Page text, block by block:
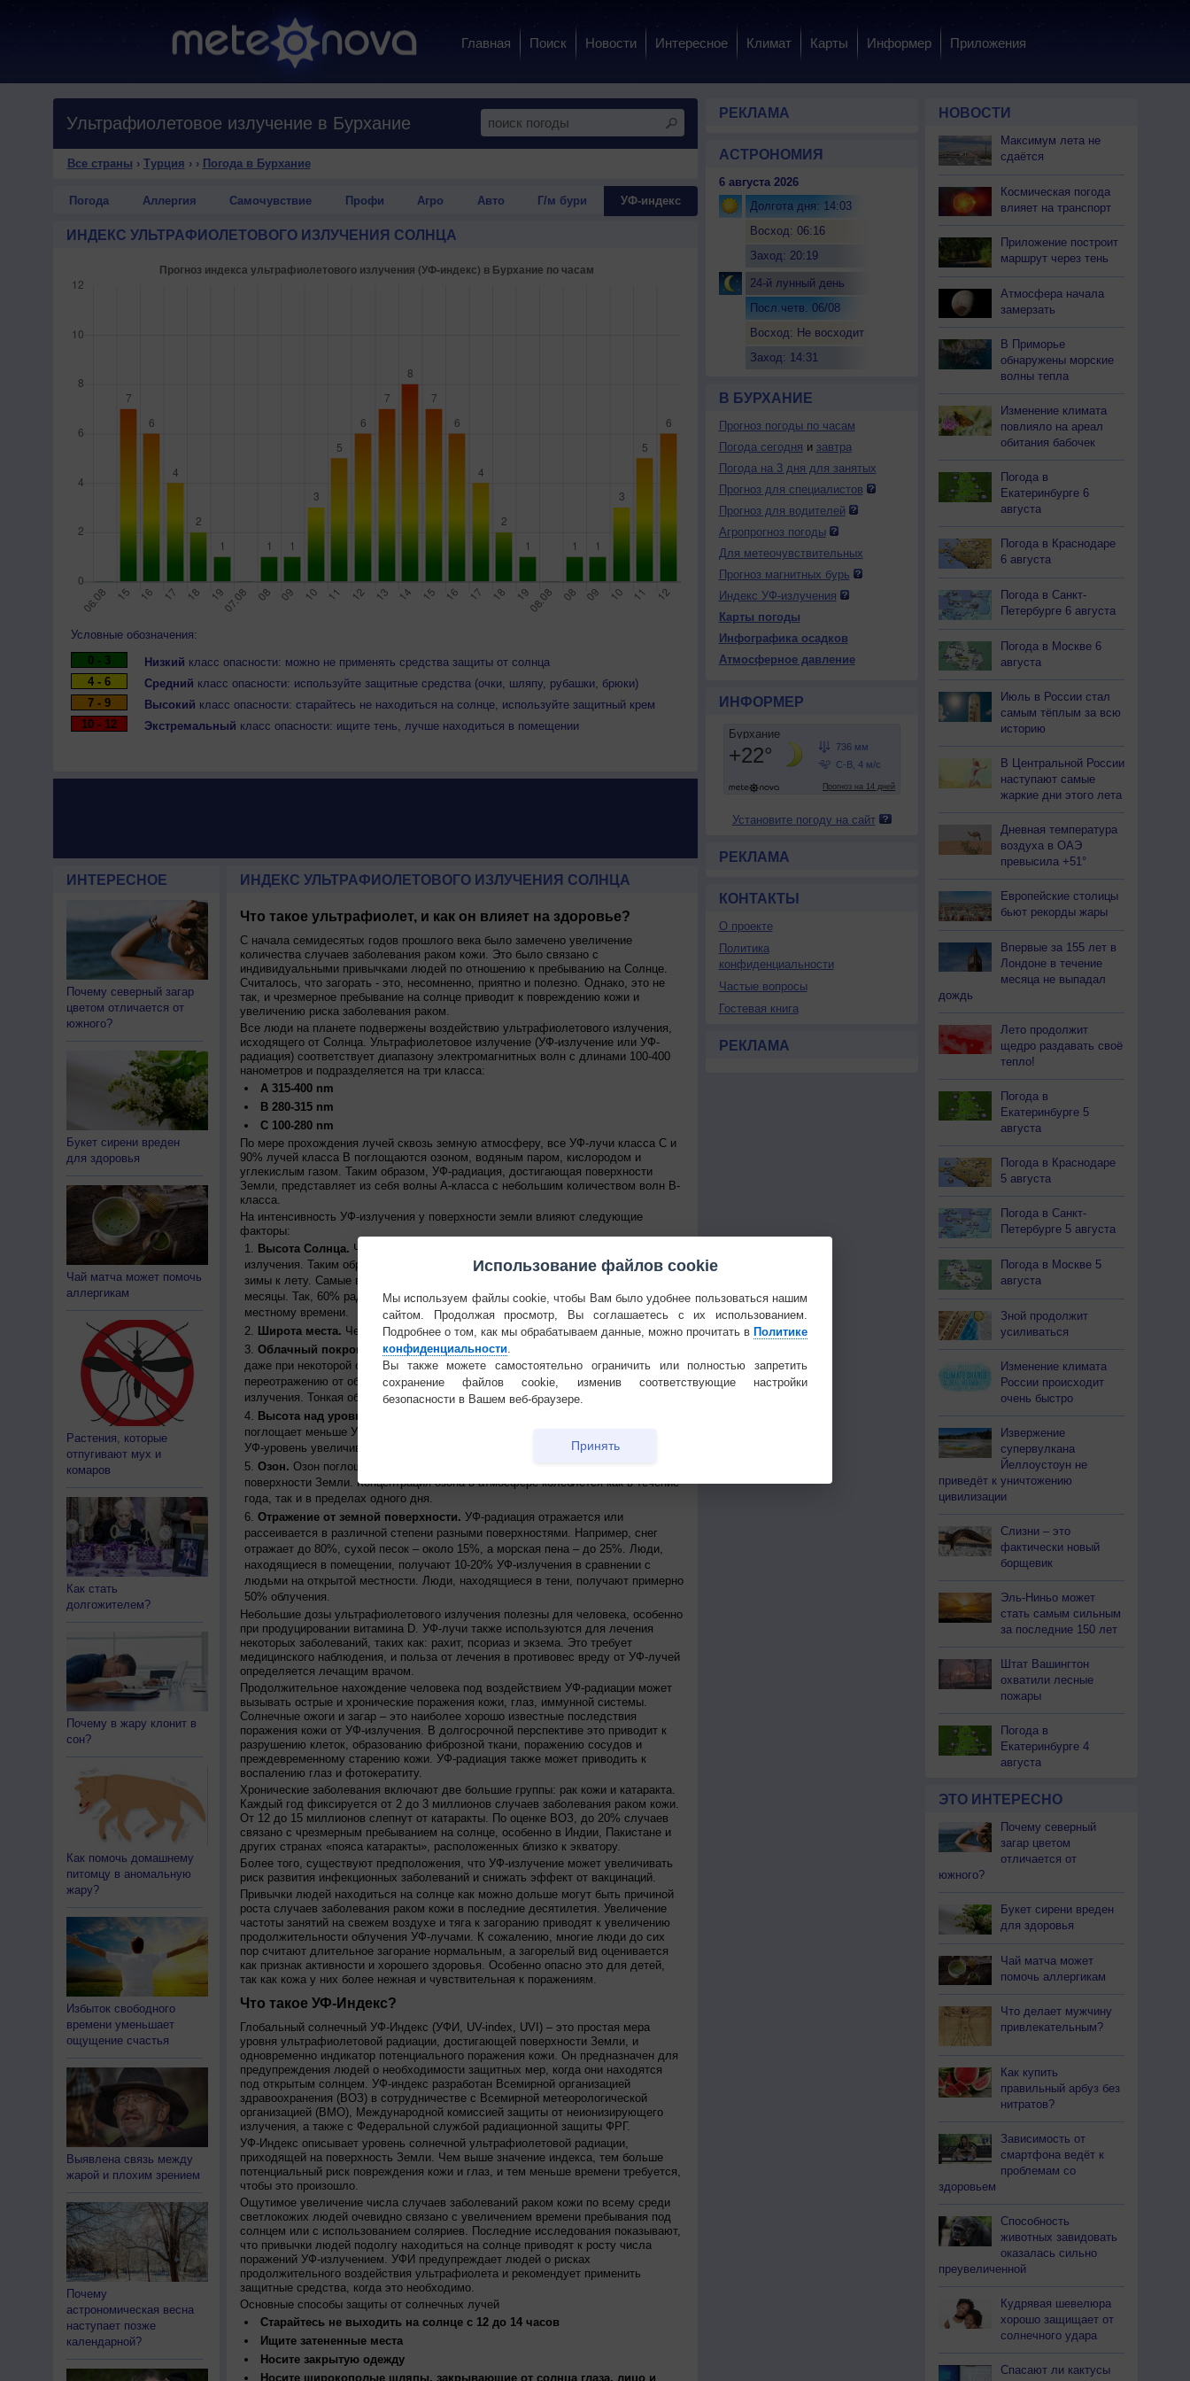
Главная Поиск Новости Интересное Климат Карты Информер Приложения
Ультрафиолетовое излучение в Бурхание
Все страны › Турция › › Погода в Бурхание
Погода Аллергия Самочувствие Профи Агро Авто Г/м бури УФ-индекс
ИНДЕКС УЛЬТРАФИОЛЕТОВОГО ИЗЛУЧЕНИЯ СОЛНЦА
Условные обозначения:
0 - 3
Низкий класс опасности: можно не применять средства защиты от солнца
4 - 6
Средний класс опасности: используйте защитные средства (очки, шляпу, рубашки, брюки)
7 - 9
Высокий класс опасности: старайтесь не находиться на солнце, используйте защитный крем
10 - 12
Экстремальный класс опасности: ищите тень, лучше находиться в помещении
ИНТЕРЕСНОЕ
Почему северный загар
цветом отличается от
южного?
Букет сирени вреден
для здоровья
Чай матча может помочь
аллергикам
Растения, которые
отпугивают мух и
комаров
Как стать
долгожителем?
Почему в жару клонит в
сон?
Как помочь домашнему
питомцу в аномальную
жару?
Избыток свободного
времени уменьшает
ощущение счастья
Выявлена связь между
жарой и плохим зрением
Почему
астрономическая весна
наступает позже
календарной?
ИНДЕКС УЛЬТРАФИОЛЕТОВОГО ИЗЛУЧЕНИЯ СОЛНЦА
Что такое ультрафиолет, и как он влияет на здоровье?
С начала семидесятых годов прошлого века было замечено увеличение
количества случаев заболевания раком кожи. Это было связано с
индивидуальными привычками людей по отношению к пребыванию на Солнце.
Считалось, что загорать - это, несомненно, приятно и полезно. Однако, это не
так, и чрезмерное пребывание на солнце приводит к повреждению кожи и
увеличению риска заболевания раком.
Все люди на планете подвержены воздействию ультрафиолетового излучения,
исходящего от Солнца. Ультрафиолетовое излучение (УФ-излучение или УФ-
радиация) соответствует диапазону электромагнитных волн с длинами 100-400
нанометров и подразделяется на три класса:
A 315-400 nm
B 280-315 nm
C 100-280 nm
По мере прохождения лучей сквозь земную атмосферу, все УФ-лучи класса C и
90% лучей класса B поглощаются озоном, водяным паром, кислородом и
углекислым газом. Таким образом, УФ-радиация, достигающая поверхности
Земли, представляет из себя волны А-класса с небольшим количеством волн В-
класса.
На интенсивность УФ-излучения у поверхности земли влияют следующие
факторы:
Высота Солнца. Чем выше Солнце над горизонтом, тем сильнее уровень УФ-
излучения. Таким образом, уровень излучения колеблется от дня к ночи и от
зимы к лету. Самые высокие уровни достигаются около полудня в летние
месяцы. Так, 60% радиации приходит примерно между 11 и 15 часами дня по
местному времени.
Широта места. Чем ближе к экватору, тем выше уровень УФ-радиации
Облачный покров.
Уровень УФ-радиации выше при безоблачном небе, но
даже при некоторой облачности, излучение может быть сильным, благодаря
переотражению от облаков, создавая, таким образом, рассеянные источники
излучения. Тонкая облачность может пропускать до 90% УФ-лучей.
Высота над уровнем моря.
поглощает меньше УФ-радиации, поступающей от Солнца. Каждые 1000 метров
УФ-уровень увеличивается примерно на 10%.
Озон. Озон поглощает часть УФ-радиации, которая иначе могла бы достичь
поверхности Земли. Концентрация озона в атмосфере колеблется как в течение
года, так и в пределах одного дня.
Отражение от земной поверхности. УФ-радиация отражается или
рассеивается в различной степени разными поверхностями. Например, снег
отражает до 80%, сухой песок – около 15%, а морская пена – до 25%. Люди,
находящиеся в помещении, получают 10-20% УФ-излучения в сравнении с
людьми на открытой местности. Люди, находящиеся в тени, получают примерно
50% облучения.
Небольшие дозы ультрафиолетового излучения полезны для человека, особенно
при продуцировании витамина D. УФ-лучи также используются для лечения
некоторых заболеваний, таких как: рахит, псориаз и экзема. Это требует
медицинского наблюдения, и польза от лечения в противовес вреду от УФ-лучей
определяется лечащим врачом.
Продолжительное нахождение человека под воздействием УФ-радиации может
вызывать острые и хронические поражения кожи, глаз, иммунной системы.
Солнечные ожоги и загар – это наиболее хорошо известные последствия
поражения кожи от УФ-излучения. В долгосрочной перспективе это приводит к
разрушению клеток, образованию фиброзной ткани, поражению сосудов и
преждевременному старению кожи. УФ-радиация также может приводить к
воспалению глаз и фотокератиту.
Хронические заболевания включают две большие группы: рак кожи и катаракта.
Каждый год фиксируется от 2 до 3 миллионов случаев заболевания раком кожи.
От 12 до 15 миллионов слепнут от катаракты. По оценке ВОЗ, до 20% случаев
связано с чрезмерным пребыванием на солнце, особенно в Индии, Пакистане и
других странах «пояса катаракты», расположенных близко к экватору.
Более того, существуют предположения, что УФ-излучение может увеличивать
риск развития инфекционных заболеваний и снижать эффект от вакцинаций.
Привычки людей находиться на солнце как можно дольше могут быть причиной
роста случаев заболевания раком кожи в последние десятилетия. Увеличение
частоты занятий на свежем воздухе и тяга к загоранию приводят к увеличению
продолжительности облучения УФ-лучами. К сожалению, многие люди до сих
пор считают длительное загорание нормальным, а загорелый вид оценивается
как признак активности и хорошего здоровья. Особенно опасно это для детей,
так как кожа у них более нежная и чувствительная к поражениям.
Что такое УФ-Индекс?
Глобальный солнечный УФ-Индекс (УФИ, UV-index, UVI) – это простая мера
уровня ультрафиолетовой радиации, достигающей поверхности Земли, и
одновременно индикатор потенциального поражения кожи. Он предназначен для
предупреждения людей о необходимости защитных мер, когда они находятся
под открытым солнцем. УФ-индекс разработан Всемирной организацией
здравоохранения (ВОЗ) в сотрудничестве с Всемирной метеорологической
организацией (ВМО), Международной комиссией защиты от неионизирующего
излучения, а также с Федеральной службой радиационной защиты ФРГ.
УФ-Индекс описывает уровень солнечной ультрафиолетовой радиации,
приходящей на поверхность Земли. Чем выше значение индекса, тем больше
потенциальный риск повреждения кожи и глаз, и тем меньше времени требуется,
чтобы это произошло.
Ощутимое увеличение числа случаев заболеваний раком кожи по всему среди
светлокожих людей очевидно связано с увеличением времени пребывания под
солнцем или с использованием соляриев. Последние исследования показывают,
что привычки людей подолгу находиться на солнце приводят к росту числа
поражений УФ-излучением. УФИ предупреждает людей о рисках
продолжительного воздействия ультрафиолета и рекомендует применить
защитные средства, когда это необходимо.
Основные способы защиты от солнечных лучей
Старайтесь не выходить на солнце с 12 до 14 часов
Ищите затененные места
Носите закрытую одежду
Носите широкополые шляпы, закрывающие от солнца глаза, лицо и
РЕКЛАМА
АСТРОНОМИЯ
6 августа 2026
Долгота дня: 14:03
Восход: 06:16
Заход: 20:19
24-й лунный день
Посл.четв. 06/08
Восход: Не восходит
Заход: 14:31
В БУРХАНИЕ
Прогноз погоды по часам
Погода сегодня и завтра
Погода на 3 дня для занятых
Прогноз для специалистов
Прогноз для водителей
Агропрогноз погоды
Для метеочувствительных
Прогноз магнитных бурь
Индекс УФ-излучения
Карты погоды
Инфографика осадков
Атмосферное давление
ИНФОРМЕР
Установите погоду на сайт
РЕКЛАМА
КОНТАКТЫ
О проекте
Политика
конфиденциальности
Частые вопросы
Гостевая книга
РЕКЛАМА
НОВОСТИ
Максимум лета не
сдаётся
Космическая погода
влияет на транспорт
Приложение построит
маршрут через тень
Атмосфера начала
замерзать
В Приморье
обнаружены морские
волны тепла
Изменение климата
повлияло на ареал
обитания бабочек
Погода в
Екатеринбурге 6
августа
Погода в Краснодаре
6 августа
Погода в Санкт-
Петербурге 6 августа
Погода в Москве 6
августа
Июль в России стал
самым тёплым за всю
историю
В Центральной России
наступают самые
жаркие дни этого лета
Дневная температура
воздуха в ОАЭ
превысила +51°
Европейские столицы
бьют рекорды жары
Впервые за 155 лет в
Лондоне в течение
месяца не выпадал
дождь
Лето продолжит
щедро раздавать своё
тепло!
Погода в
Екатеринбурге 5
августа
Погода в Краснодаре
5 августа
Погода в Санкт-
Петербурге 5 августа
Погода в Москве 5
августа
Зной продолжит
усиливаться
Изменение климата
России происходит
очень быстро
Извержение
супервулкана
Йеллоустоун не
приведёт к уничтожению
цивилизации
Слизни – это
фактически новый
борщевик
Эль-Ниньо может
стать самым сильным
за последние 150 лет
Штат Вашингтон
охватили лесные
пожары
Погода в
Екатеринбурге 4
августа
ЭТО ИНТЕРЕСНО
Почему северный
загар цветом
отличается от
южного?
Букет сирени вреден
для здоровья
Чай матча может
помочь аллергикам
Что делает мужчину
привлекательным?
Как купить
правильный арбуз без
нитратов?
Зависимость от
смартфона ведёт к
проблемам со
здоровьем
Способность
животных завидовать
оказалась сильно
преувеличенной
Кудрявая шевелюра
хорошо защищает от
солнечного удара
Спасают ли кактусы
Использование файлов cookie
Мы используем файлы cookie, чтобы Вам было удобнее пользоваться нашим
сайтом. Продолжая просмотр, Вы соглашаетесь с их использованием.
Подробнее о том, как мы обрабатываем данные, можно прочитать в Политике
конфиденциальности.
Вы также можете самостоятельно ограничить или полностью запретить
сохранение файлов cookie, изменив соответствующие настройки
безопасности в Вашем веб-браузере.
Принять